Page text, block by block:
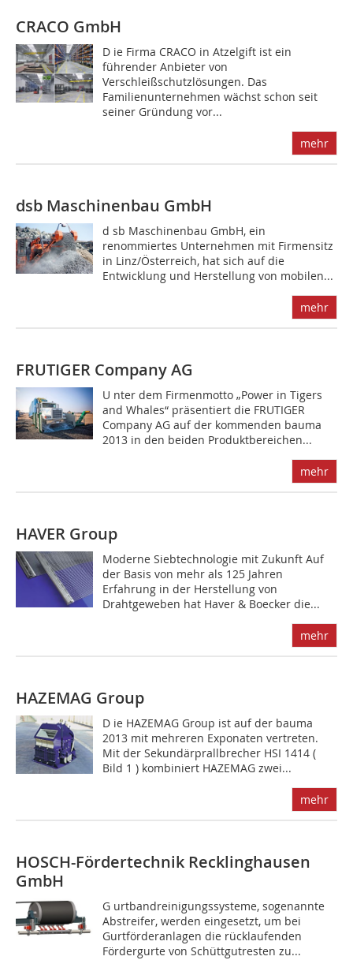
CRACO GmbH
D ie Firma CRACO in Atzelgift ist ein
führender Anbieter von
Verschleißschutzlösungen. Das
Familienunternehmen wächst schon seit
seiner Gründung vor...
mehr
dsb Maschinenbau GmbH
d sb Maschinenbau GmbH, ein
renommiertes Unternehmen mit Firmensitz
in Linz/Österreich, hat sich auf die
Entwicklung und Herstellung von mobilen...
mehr
FRUTIGER Company AG
U nter dem Firmenmotto „Power in Tigers
and Whales“ präsentiert die FRUTIGER
Company AG auf der kommenden bauma
2013 in den beiden Produktbereichen...
mehr
HAVER Group
Moderne Siebtechnologie mit Zukunft Auf
der Basis von mehr als 125 Jahren
Erfahrung in der Herstellung von
Drahtgeweben hat Haver & Boecker die...
mehr
HAZEMAG Group
D ie HAZEMAG Group ist auf der bauma
2013 mit mehreren Exponaten vertreten.
Mit der Sekundärprallbrecher HSI 1414 (
Bild 1 ) kombiniert HAZEMAG zwei...
mehr
HOSCH-Fördertechnik Recklinghausen
GmbH
G urtbandreinigungssysteme, sogenannte
Abstreifer, werden eingesetzt, um bei
Gurtförderanlagen die rücklaufenden
Fördergurte von Schüttgutresten zu...